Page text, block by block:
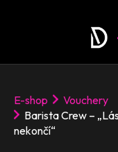
E-shop
Vouchery
Barista Crew –
nekončí“